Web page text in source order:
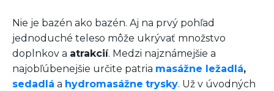
Nie je bazén ako bazén. Aj na prvý pohľad
jednoduché teleso môže ukrývať množstvo
doplnkov a atrakcií. Medzi najznámejšie a
najobľúbenejšie určite patria masážne ležadlá,
sedadlá a hydromasážne trysky. Už v úvodných